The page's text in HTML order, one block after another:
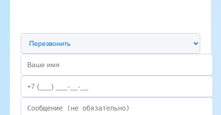
Предпочтительный способ связи